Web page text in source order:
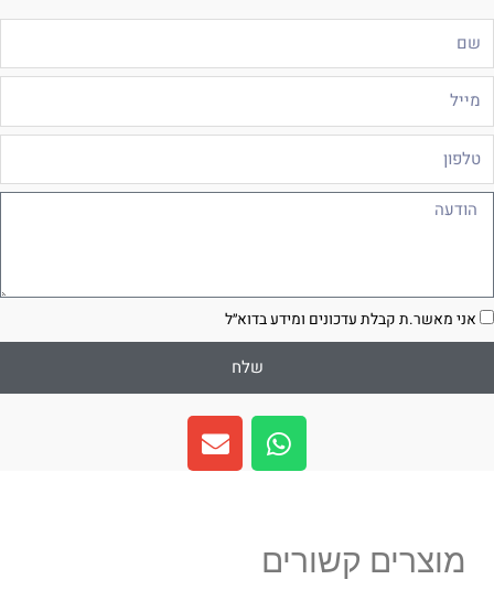
אני מאשר.ת קבלת עדכונים ומידע בדוא״ל
שלח
W
h
a
a
E
n
v
מוצרים קשורים